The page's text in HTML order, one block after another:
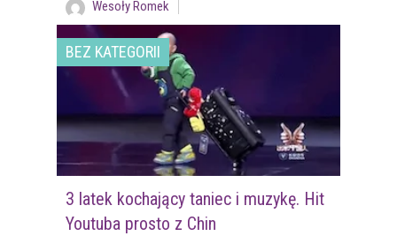
Wesoły Romek
BEZ KATEGORII
3 latek kochający taniec i muzykę. Hit
Youtuba prosto z Chin